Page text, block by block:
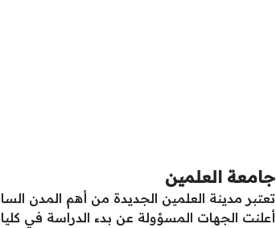
جامعة العلمين
تعتبر مدينة العلمين الجديدة من أهم المدن